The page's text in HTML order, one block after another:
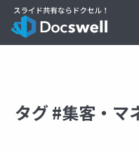
タグ #集客・マ